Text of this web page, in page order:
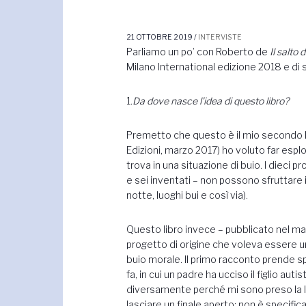
21 OTTOBRE 2019/ INTERVISTE
Parliamo un po’ con Roberto de Il salto
Milano International edizione 2018 e di
1.Da dove nasce l’idea di questo libro?
Premetto che questo è il mio secondo
Edizioni, marzo 2017) ho voluto far
trova in una situazione di buio. I dieci
e sei inventati – non possono
notte, luoghi bui e così via).
Questo libro invece – pubblicato nel
progetto di origine che voleva essere
buio morale. Il primo racconto prende
fa, in cui un padre ha ucciso il figlio
diversamente perché mi sono preso